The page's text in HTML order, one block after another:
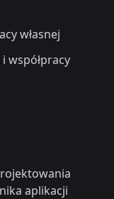
własnej
współpracy
aplikacji